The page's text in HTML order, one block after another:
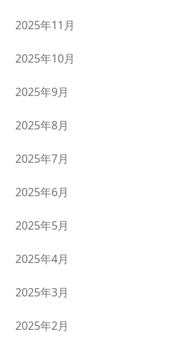
2025年11月
2025年10月
2025年9月
2025年8月
2025年7月
2025年6月
2025年5月
2025年4月
2025年3月
2025年2月